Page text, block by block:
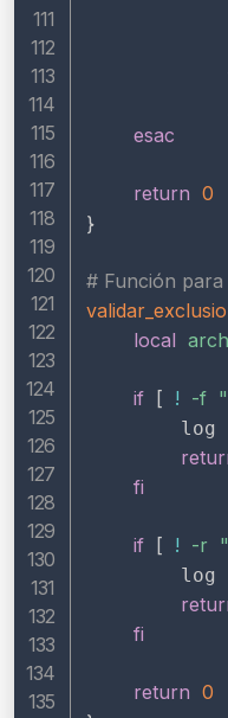
esac
return 0
}
# Función
local
if [ ! -f "
        log
fi
if [ ! -r "
        log
fi
return 0